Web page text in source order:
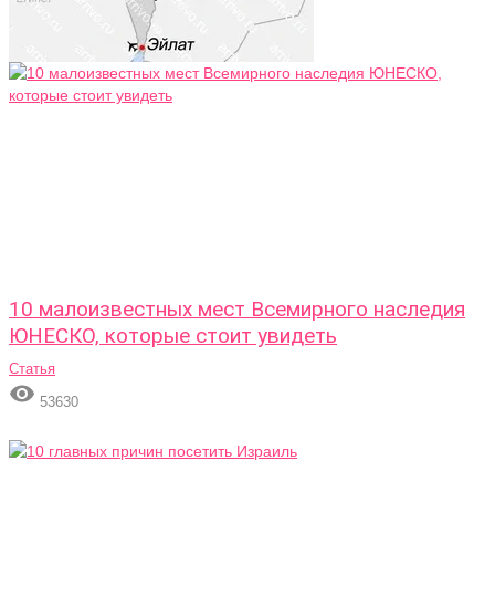
10 малоизвестных мест Всемирного наследия
ЮНЕСКО, которые стоит увидеть
Статья
 53630